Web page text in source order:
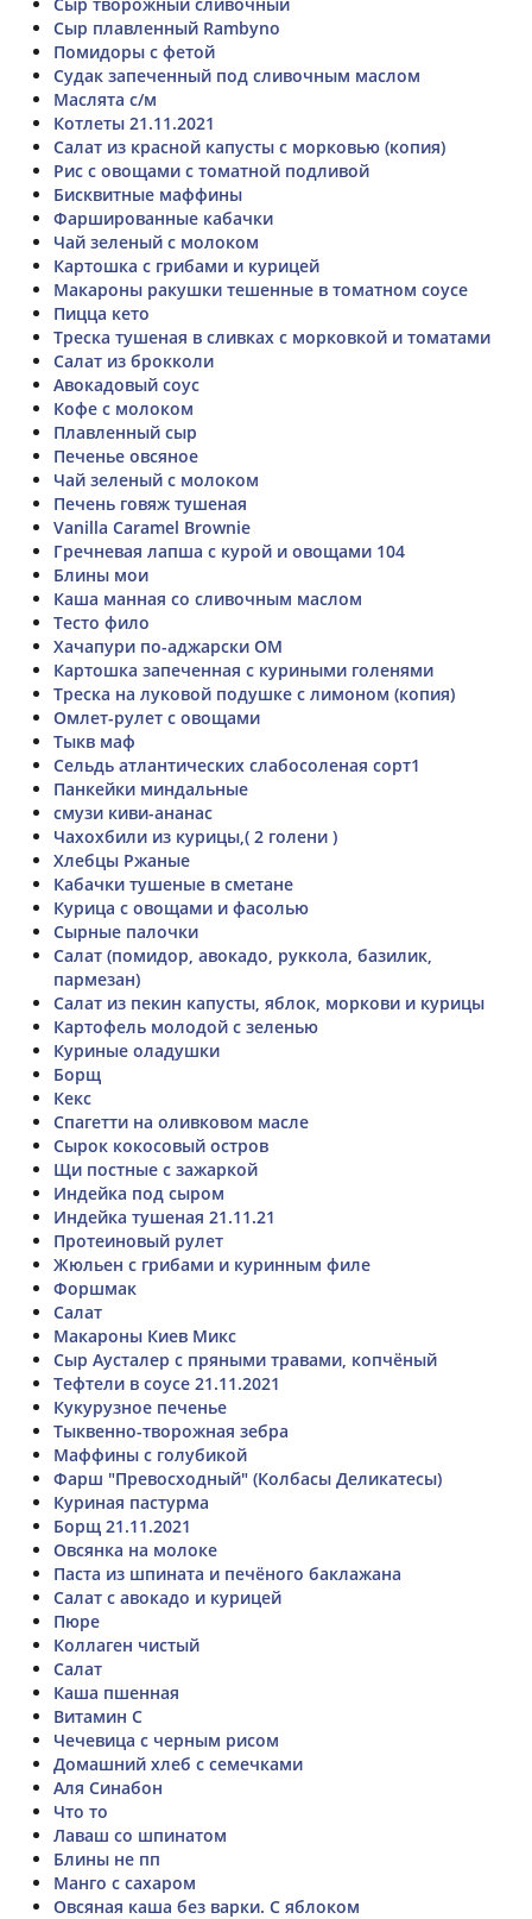
Сыр плавленный Rambyno
Помидоры с фетой
Судак запеченный под сливочным маслом
Маслята с/м
Котлеты 21.11.2021
Салат из красной капусты с морковью (копия)
Рис с овощами с томатной подливой
Бисквитные маффины
Фаршированные кабачки
Чай зеленый с молоком
Картошка с грибами и курицей
Макароны ракушки тешенные в томатном соусе
Пицца кето
Треска тушеная в сливках с морковкой и томатами
Салат из брокколи
Авокадовый соус
Кофе с молоком
Плавленный сыр
Печенье овсяное
Чай зеленый с молоком
Печень говяж тушеная
Vanilla Caramel Brownie
Гречневая лапша с курой и овощами 104
Блины мои
Каша манная со сливочным маслом
Тесто фило
Хачапури по-аджарски ОМ
Картошка запеченная с куриными голенями
Треска на луковой подушке с лимоном (копия)
Омлет-рулет с овощами
Тыкв маф
Сельдь атлантических слабосоленая сорт1
Панкейки миндальные
смузи киви-ананас
Чахохбили из курицы,( 2 голени )
Хлебцы Ржаные
Кабачки тушеные в сметане
Курица с овощами и фасолью
Сырные палочки
Салат (помидор, авокадо, руккола, базилик,
пармезан)
Салат из пекин капусты, яблок, моркови и курицы
Картофель молодой с зеленью
Куриные оладушки
Борщ
Кекс
Спагетти на оливковом масле
Сырок кокосовый остров
Щи постные с зажаркой
Индейка под сыром
Индейка тушеная 21.11.21
Протеиновый рулет
Жюльен с грибами и куринным филе
Форшмак
Салат
Макароны Киев Микс
Сыр Аусталер с пряными травами, копчёный
Тефтели в соусе 21.11.2021
Кукурузное печенье
Тыквенно-творожная зебра
Маффины с голубикой
Фарш "Превосходный" (Колбасы Деликатесы)
Куриная пастурма
Борщ 21.11.2021
Овсянка на молоке
Паста из шпината и печёного баклажана
Салат с авокадо и курицей
Пюре
Коллаген чистый
Салат
Каша пшенная
Витамин C
Чечевица с черным рисом
Домашний хлеб с семечками
Аля Синабон
Что то
Лаваш со шпинатом
Блины не пп
Манго с сахаром
Овсяная каша без варки. С яблоком